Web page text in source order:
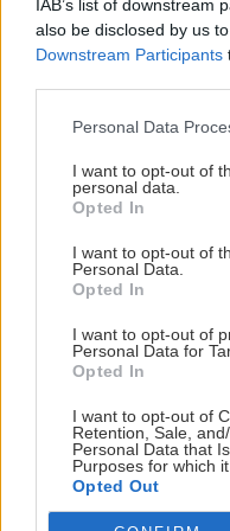
IAB’s list of downstream
also be disclosed by us
Downstream Participants
Personal Data
I want to opt-out of
personal data.
Opted In
I want to opt-out of
Personal Data.
Opted In
I want to opt-out of
Personal Data for
Opted In
I want to opt-out of
Retention, Sale,
Personal Data that
Purposes for which
Opted Out
Σούπερ Καπ με
GOSSIP - LIFESTYLE
Ριφιφί: Η σειρά
έρχεται στην
ΕΛΛΑΔΑ
Στα ίχνη του
"Δράκου" και του
(βίντεο)
ΟΙΚΟΝΟΜΙΑ
ΚΡΗΤΗ
Κρήτη:
νεαροί
ΕΛΛΑΔΑ
Τραγωδία
παιδί σε